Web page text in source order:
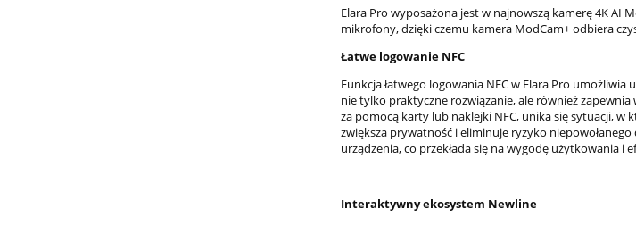
Elara Pro wyposażona jest w najnowszą kamerę 4K
mikrofony, dzięki czemu kamera ModCam+ odbiera
Łatwe logowanie NFC
Funkcja łatwego logowania NFC w Elara Pro
nie tylko praktyczne rozwiązanie, ale również
za pomocą karty lub naklejki NFC, unika się sytuacji, w
zwiększa prywatność i eliminuje ryzyko
urządzenia, co przekłada się na wygodę użytkowania i
Interaktywny ekosystem Newline